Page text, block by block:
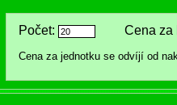
Počet: Cena za
Cena za jednotku se odvíjí od